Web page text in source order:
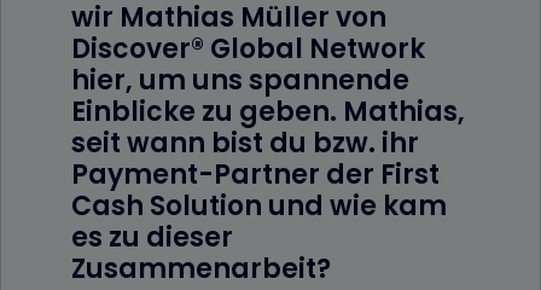
wir Mathias Müller von
Discover® Global Network
hier, um uns spannende
Einblicke zu geben. Mathias,
seit wann bist du bzw. ihr
Payment-Partner der First
Cash Solution und wie kam
es zu dieser
Zusammenarbeit?